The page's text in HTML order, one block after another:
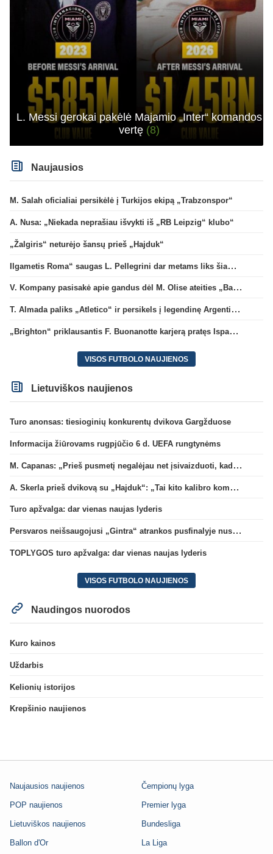
L. Messi gerokai pakėlė Majamio „Inter“ komandos
vertę (8)
Naujausios
M. Salah oficialiai persikėlė į Turkijos ekipą „Trabzonspor“
A. Nusa: „Niekada neprašiau išvykti iš „RB Leipzig“ klubo“
„Žalgiris“ neturėjo šansų prieš „Hajduk“
Ilgametis Roma“ saugas L. Pellegrini dar metams liks šiame klube
V. Kompany pasisakė apie gandus dėl M. Olise ateities „Bayern“ gretose
T. Almada paliks „Atletico“ ir persikels į legendinę Argentinos ekipą
„Brighton“ priklausantis F. Buonanotte karjerą pratęs Ispanijoje
VISOS FUTBOLO NAUJIENOS
Lietuviškos naujienos
Turo anonsas: tiesioginių konkurentų dvikova Gargžduose
Informacija žiūrovams rugpjūčio 6 d. UEFA rungtynėms
M. Capanas: „Prieš pusmetį negalėjau net įsivaizduoti, kad žaisime prieš „Hajduk“
A. Skerla prieš dvikovą su „Hajduk“: „Tai kito kalibro komanda“
Turo apžvalga: dar vienas naujas lyderis
Persvaros neišsaugojusi „Gintra“ atrankos pusfinalyje nusileido Škotijos čempionėms
TOPLYGOS turo apžvalga: dar vienas naujas lyderis
VISOS FUTBOLO NAUJIENOS
Naudingos nuorodos
Kuro kainos
Uždarbis
Kelionių istorijos
Krepšinio naujienos
Naujausios naujienos
POP naujienos
Lietuviškos naujienos
Ballon d'Or
Čempionų lyga
Premier lyga
Bundesliga
La Liga